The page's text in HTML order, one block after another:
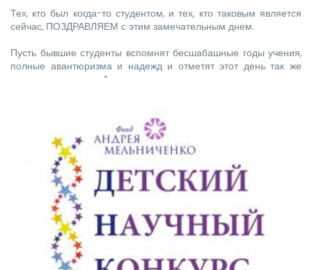
Тех, кто был когда-то студентом, и тех, кто таковым является
сейчас, ПОЗДРАВЛЯЕМ с этим замечательным днем.
Пусть бывшие студенты вспомнят бесшабашные годы учения,
полные авантюризма и надежд и отметят этот день так же
весело, как прежде. А…